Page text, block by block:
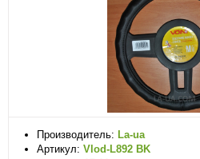
Производитель: La-ua
Артикул: Vlod-L892 BK